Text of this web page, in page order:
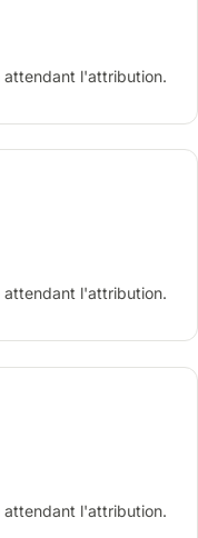
attendant l'attribution.
attendant l'attribution.
attendant l'attribution.